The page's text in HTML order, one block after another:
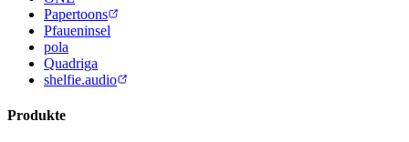
Papertoons
Pfaueninsel
pola
Quadriga
shelfie.audio
Produkte